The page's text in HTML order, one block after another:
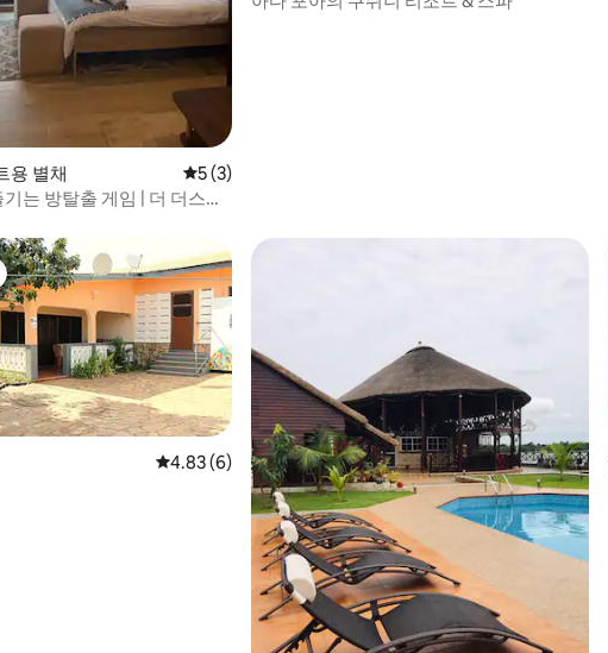
용 별채 평점 5점(5점 만점), 후기 3개
5 (3)
는 방탈출 게임 | 더 더스크
평점 4.83점(5점 만점), 후기 6개
4.83 (6)